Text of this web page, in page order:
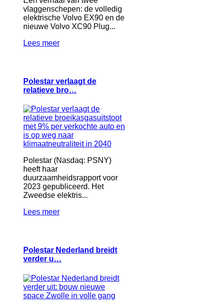
vlaggenschepen: de volledig
elektrische Volvo EX90 en de
nieuwe Volvo XC90 Plug...
Lees meer
Polestar verlaagt de
relatieve bro…
Polestar (Nasdaq: PSNY)
heeft haar
duurzaamheidsrapport voor
2023 gepubliceerd. Het
Zweedse elektris...
Lees meer
Polestar Nederland breidt
verder u…